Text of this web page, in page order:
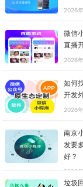
2026
微信
直播
2026
如何
开发
2026
南京
发要
好？
2026
垃圾